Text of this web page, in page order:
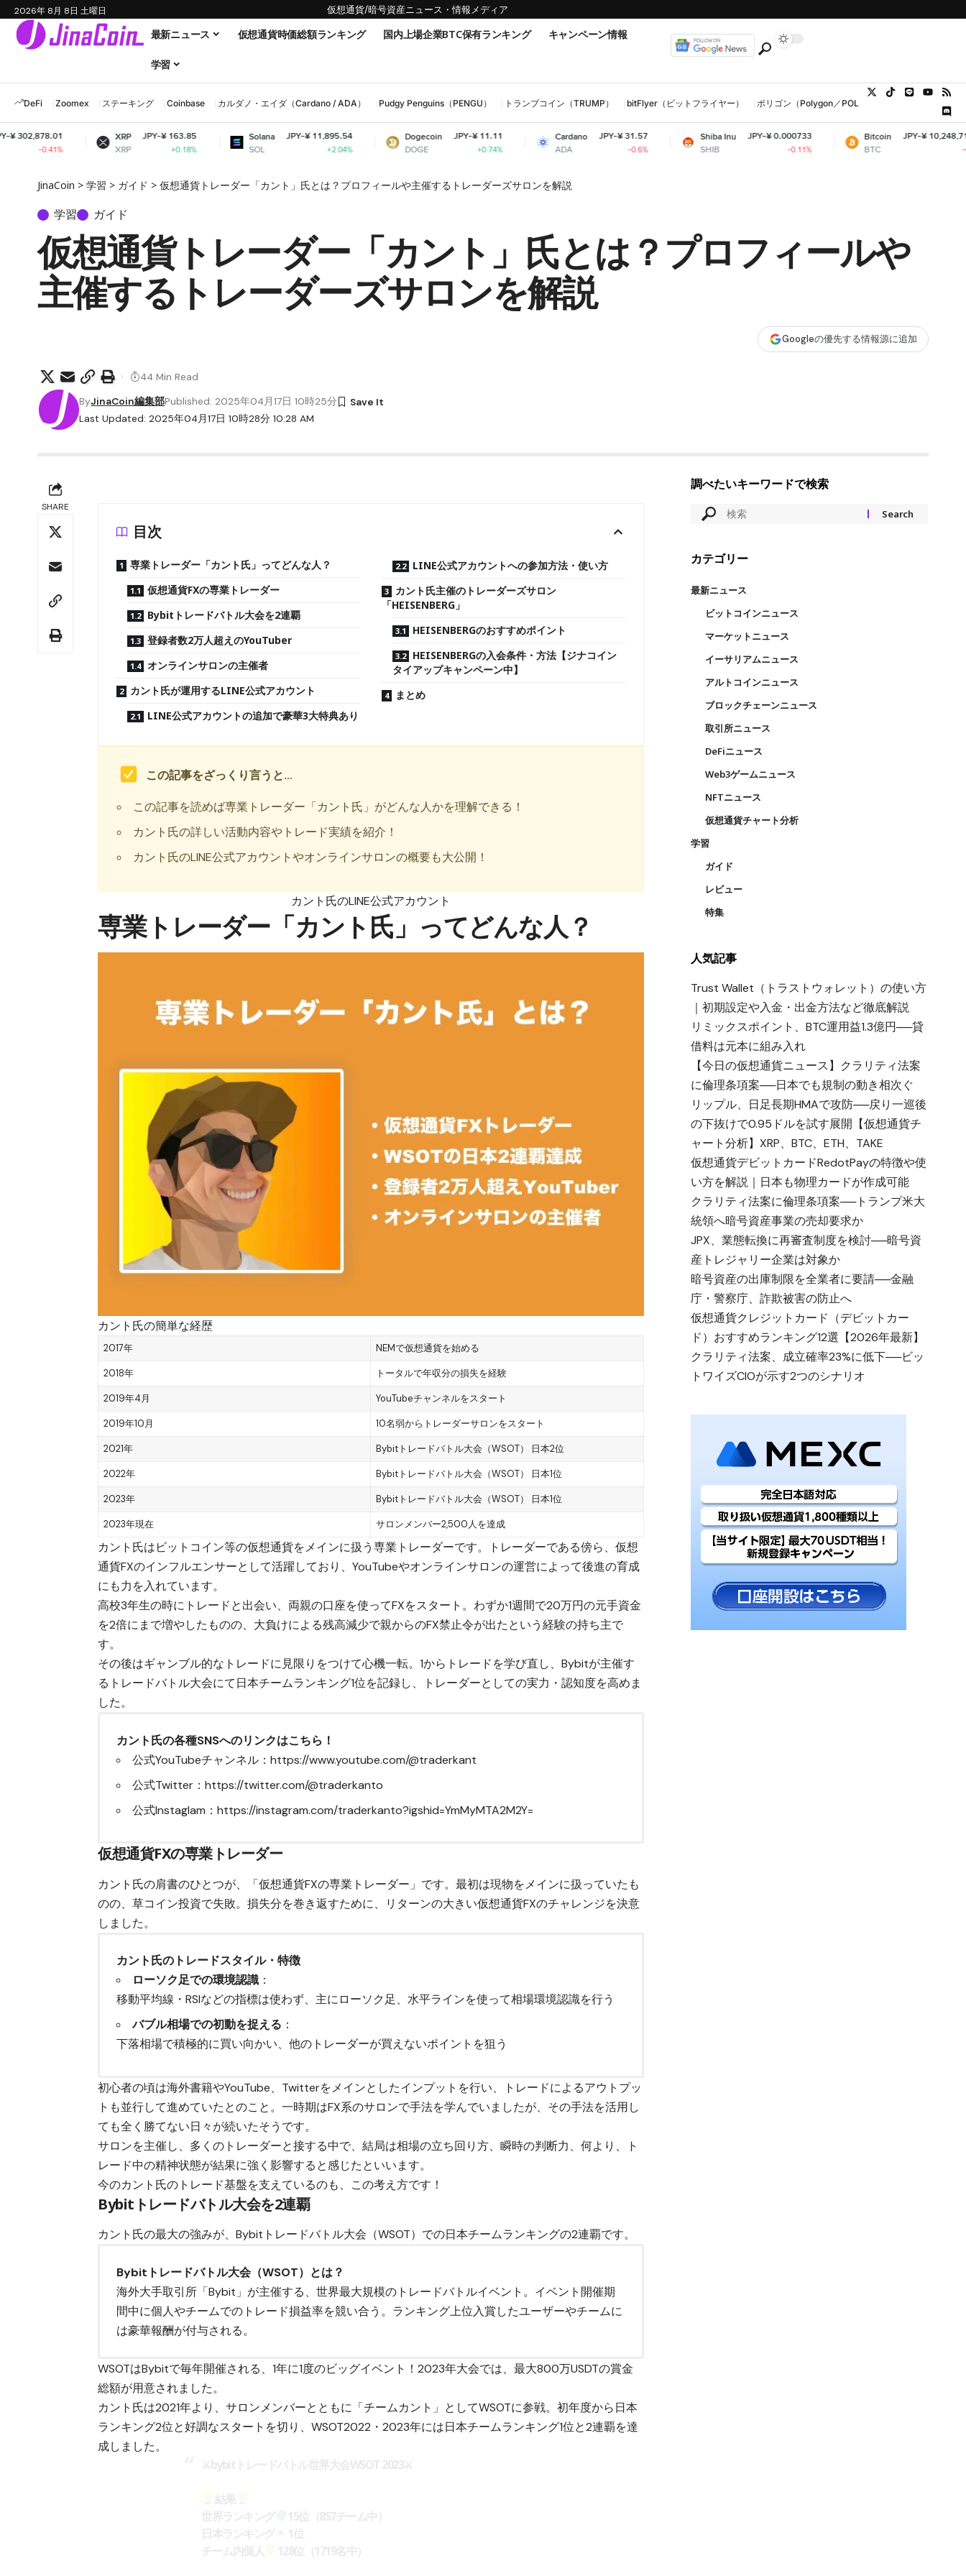
2026年 8月 8日 土曜日 仮想通貨/暗号資産ニュース・情報メディア
最新ニュース 仮想通貨時価総額ランキング 国内上場企業BTC保有ランキング キャンペーン情報
学習
DeFi Zoomex ステーキング Coinbase カルダノ・エイダ（Cardano / ADA） Pudgy Penguins（PENGU） トランプコイン（TRUMP） bitFlyer（ビットフライヤー） ポリゴン（Polygon／POL、MATIC）
XRP
XRP
JPY-¥ 163.85
+0.18%
Solana
SOL
JPY-¥ 11,895.54
Dogecoin
DOGE
JPY-¥ 11.11
+0.74%
Cardano
ADA
JPY-¥ 31.57
Shiba Inu
SHIB
JPY-¥ 0.000733
Bitcoin
BTC
JPY-¥ 10,248,712.31
JinaCoin > 学習 > ガイド > 仮想通貨トレーダー「カント」氏とは？プロフィールや主催するトレーダーズサロンを解説
学習 ガイド
仮想通貨トレーダー「カント」氏とは？プロフィールや
主催するトレーダーズサロンを解説
Googleの優先する情報源に追加
Last Updated: 2025年04月17日 10時28分 10:28 AM
ByJinaCoin編集部Published: 2025年04月17日 10時25分
44 Min Read
SHARE
目次
専業トレーダー「カント氏」ってどんな人？
仮想通貨FXの専業トレーダー
Bybitトレードバトル大会を2連覇
登録者数2万人超えのYouTuber
オンラインサロンの主催者
カント氏が運用するLINE公式アカウント
LINE公式アカウントの追加で豪華3大特典あり
LINE公式アカウントへの参加方法・使い方
カント氏主催のトレーダーズサロン
「HEISENBERG」
HEISENBERGのおすすめポイント
HEISENBERGの入会条件・方法【ジナコイン
タイアップキャンペーン中】
まとめ
この記事をざっくり言うと…
この記事を読めば専業トレーダー「カント氏」がどんな人かを理解できる！
カント氏の詳しい活動内容やトレード実績を紹介！
カント氏のLINE公式アカウントやオンラインサロンの概要も大公開！
カント氏のLINE公式アカウント
専業トレーダー「カント氏」ってどんな人？
カント氏の簡単な経歴
2017年 NEMで仮想通貨を始める
2018年 トータルで年収分の損失を経験
2019年4月 YouTubeチャンネルをスタート
2019年10月 10名弱からトレーダーサロンをスタート
2021年 Bybitトレードバトル大会（WSOT） 日本2位
2022年 Bybitトレードバトル大会（WSOT） 日本1位
2023年 Bybitトレードバトル大会（WSOT） 日本1位
2023年現在 サロンメンバー2,500人を達成
カント氏はビットコイン等の仮想通貨をメインに扱う専業トレーダーです。トレーダーである傍ら、仮想
通貨FXのインフルエンサーとして活躍しており、YouTubeやオンラインサロンの運営によって後進の育成
にも力を入れています。
高校3年生の時にトレードと出会い、両親の口座を使ってFXをスタート。わずか1週間で20万円の元手資金
を2倍にまで増やしたものの、大負けによる残高減少で親からのFX禁止令が出たという経験の持ち主で
す。
その後はギャンブル的なトレードに見限りをつけて心機一転。1からトレードを学び直し、Bybitが主催す
るトレードバトル大会にて日本チームランキング1位を記録し、トレーダーとしての実力・認知度を高めま
した。
カント氏の各種SNSへのリンクはこちら！
公式YouTubeチャンネル： https://www.youtube.com/@traderkant
公式Twitter： https://twitter.com/@traderkanto
公式Instaglam： https://instagram.com/traderkanto?igshid=YmMyMTA2M2Y=
仮想通貨FXの専業トレーダー
カント氏の肩書のひとつが、「仮想通貨FXの専業トレーダー」です。最初は現物をメインに扱っていたも
のの、草コイン投資で失敗。損失分を巻き返すために、リターンの大きい仮想通貨FXのチャレンジを決意
しました。
カント氏のトレードスタイル・特徴
ローソク足での環境認識：
移動平均線・RSIなどの指標は使わず、主にローソク足、水平ラインを使って相場環境認識を行う
バブル相場での初動を捉える ：
下落相場で積極的に買い向かい、他のトレーダーが買えないポイントを狙う
初心者の頃は海外書籍やYouTube、Twitterをメインとしたインプットを行い、トレードによるアウトプッ
トも並行して進めていたとのこと。一時期はFX系のサロンで手法を学んでいましたが、その手法を活用し
ても全く勝てない日々が続いたそうです。
サロンを主催し、多くのトレーダーと接する中で、結局は相場の立ち回り方、瞬時の判断力、何より、ト
レード中の精神状態が結果に強く影響すると感じたといいます。
今のカント氏のトレード基盤を支えているのも、この考え方です！
Bybitトレードバトル大会を2連覇
カント氏の最大の強みが、Bybitトレードバトル大会（WSOT）での日本チームランキングの2連覇です。
Bybitトレードバトル大会（WSOT）とは？
海外大手取引所「Bybit」が主催する、世界最大規模のトレードバトルイベント。イベント開催期
間中に個人やチームでのトレード損益率を競い合う。ランキング上位入賞したユーザーやチームに
は豪華報酬が付与される。
WSOTはBybitで毎年開催される、1年に1度のビッグイベント！2023年大会では、最大800万USDTの賞金
総額が用意されました。
カント氏は2021年より、サロンメンバーとともに「チームカント」としてWSOTに参戦。初年度から日本
ランキング2位と好調なスタートを切り、WSOT2022・2023年には日本チームランキング1位と2連覇を達
成しました。
調べたいキーワードで検索
カテゴリー
最新ニュース
ビットコインニュース
マーケットニュース
イーサリアムニュース
アルトコインニュース
ブロックチェーンニュース
取引所ニュース
DeFiニュース
Web3ゲームニュース
NFTニュース
仮想通貨チャート分析
学習
ガイド
レビュー
特集
人気記事
Trust Wallet（トラストウォレット）の使い方
｜初期設定や入金・出金方法など徹底解説
リミックスポイント、BTC運用益1.3億円──貸
借料は元本に組み入れ
【今日の仮想通貨ニュース】クラリティ法案
に倫理条項案──日本でも規制の動き相次ぐ
リップル、日足長期HMAで攻防──戻り一巡後
の下抜けで0.95ドルを試す展開【仮想通貨チ
ャート分析】XRP、BTC、ETH、TAKE
仮想通貨デビットカードRedotPayの特徴や使
い方を解説｜日本も物理カードが作成可能
クラリティ法案に倫理条項案──トランプ米大
統領へ暗号資産事業の売却要求か
JPX、業態転換に再審査制度を検討──暗号資
産トレジャリー企業は対象か
暗号資産の出庫制限を全業者に要請──金融
庁・警察庁、詐欺被害の防止へ
仮想通貨クレジットカード（デビットカー
ド）おすすめランキング12選【2026年最新】
クラリティ法案、成立確率23%に低下──ビッ
トワイズCIOが示す2つのシナリオ